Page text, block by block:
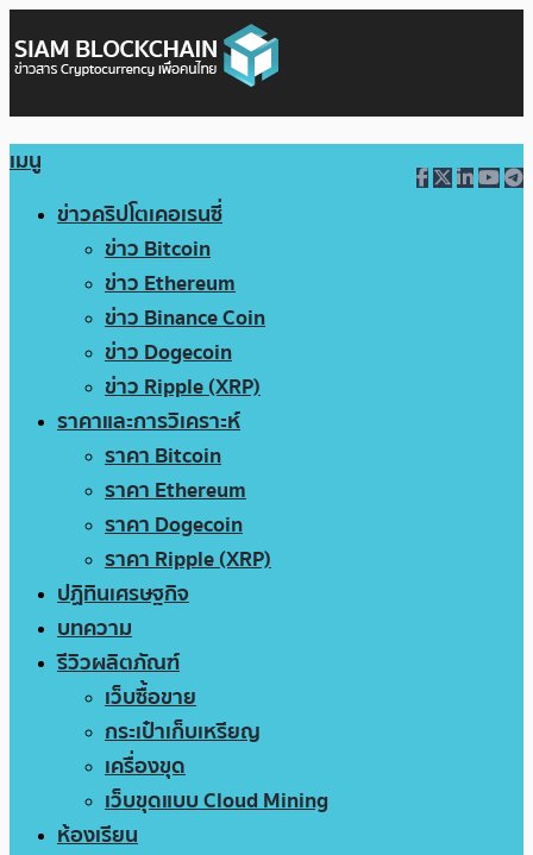
เมนู
ข่าวคริปโตเคอเรนซี่
ข่าว Bitcoin
ข่าว Ethereum
ข่าว Binance Coin
ข่าว Dogecoin
ข่าว Ripple (XRP)
ราคาและการวิเคราะห์
ราคา Bitcoin
ราคา Ethereum
ราคา Dogecoin
ราคา Ripple (XRP)
ปฏิทินเศรษฐกิจ
บทความ
รีวิวผลิตภัณฑ์
เว็บซื้อขาย
กระเป๋าเก็บเหรียญ
เครื่องขุด
เว็บขุดแบบ Cloud Mining
ห้องเรียน